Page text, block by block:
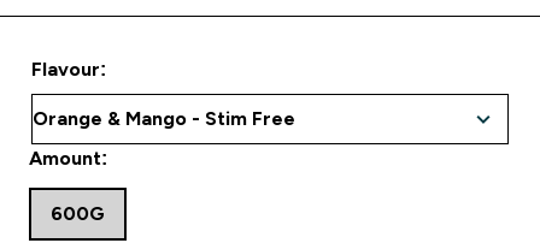
Flavour:
Amount:
600G